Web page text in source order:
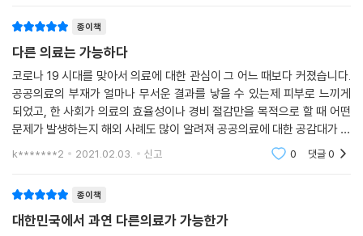
2장 「병원의 존재 의미를 묻다」
업과 관련한 언론의 반응이 의사를 향한 일면적인 비난이었던 것에 반하여
국가 정책의 실효성, 직업인으로서 의사들이 느끼는 불안감, 의료인을 향
한 시민사회의 편견 등을 두루 짚으며 의사파업 사태를 종합적인 시선으로
짚는다. 특히 의료인 역시 우리 사회의 직업인이자 노동자라는 것을 강조
하며 의료현장의 높은 노동강도를 중환자실 간호사로서의 체험에 근거해
엄과 직결된 문제라는 것임을 설득력 있게 설파한다.
종이책
다른 의료는 가능하다
코로나 19 시대를 맞아서 의료에 대한 관심이 그 어느 때보다 커졌습니다.
공공의료의 부재가 얼마나 무서운 결과를 낳을 수 있는제 피부로 느끼게
되었고, 한 사회가 의료의 효율성이나 경비 절감만을 목적으로 할 때 어떤
문제가 발생하는지 해외 사례도 많이 알려져 공공의료에 대한 공감대가 확
산되고 있습니다. (-17-) 2000년도 의사파업은 의약분업 시행에 반대하
k*******2 2021.02.03. 신고 0 댓글0
종이책
대한민국에서 과연 다른의료가 가능한가